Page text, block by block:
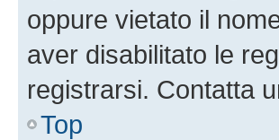
oppure vietato il
aver disabilitato le
registrarsi. Contatta
Top